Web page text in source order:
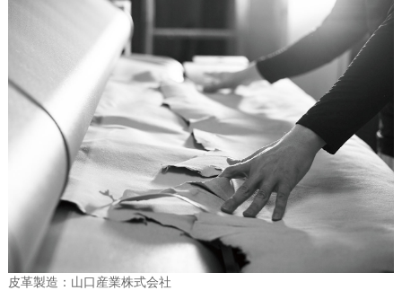
皮革製造：山口産業株式会社